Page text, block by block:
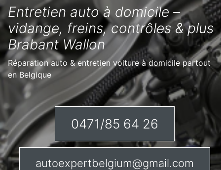
Entretien auto à domicile –
vidange, freins, contrôles & plus
Brabant Wallon
Réparation auto & entretien voiture à domicile partout
en Belgique
0471/85 64 26
autoexpertbelgium@gmail.com